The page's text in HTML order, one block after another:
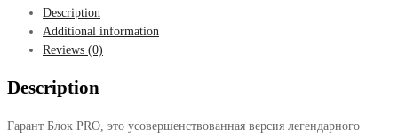
ПРО
Audi
2006-
quantity
Description
Additional information
Reviews (0)
Description
Гарант Блок PRO, это усовершенствованная версия легендарного